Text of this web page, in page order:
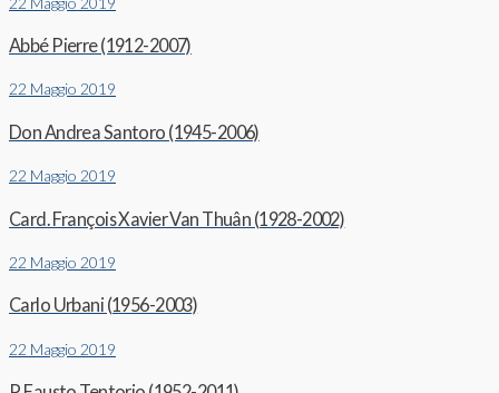
Abbé Pierre (1912-2007)
22 Maggio 2019
Don Andrea Santoro (1945-2006)
22 Maggio 2019
Card. François Xavier Van Thuân (1928-2002)
22 Maggio 2019
Carlo Urbani (1956-2003)
22 Maggio 2019